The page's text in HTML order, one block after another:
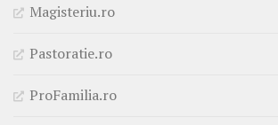
Magisteriu.ro
Pastoratie.ro
ProFamilia.ro